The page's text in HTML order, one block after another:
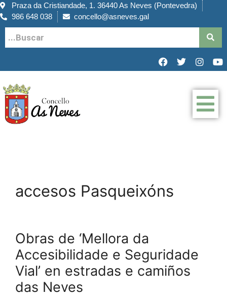
Praza da Cristiandade, 1. 36440 As Neves (Pontevedra)
986 648 038
concello@asneves.gal
accesos Pasqueixóns
Obras de ‘Mellora da
Accesibilidade e Seguridade
Vial’ en estradas e camiños
das Neves